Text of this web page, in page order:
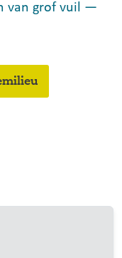
van grof vuil —